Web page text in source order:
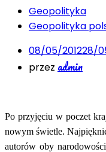
Geopolityka
Geopolityka
08/05/201228/
przez admin
Po przyjęciu w poczet
nowym świetle.
autorów oby